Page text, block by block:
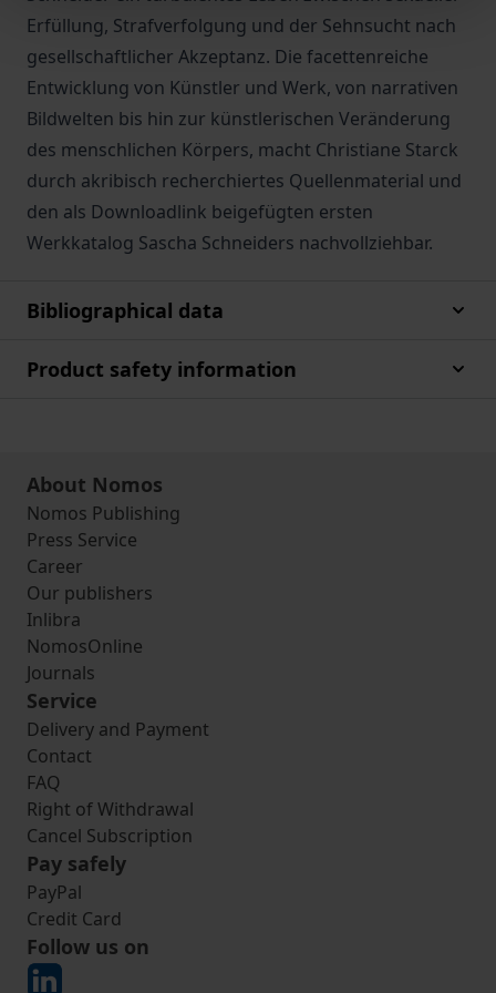
Erfüllung, Strafverfolgung und der Sehnsucht nach
gesellschaftlicher Akzeptanz. Die facettenreiche
Entwicklung von Künstler und Werk, von narrativen
Bildwelten bis hin zur künstlerischen Veränderung
des menschlichen Körpers, macht Christiane Starck
durch akribisch recherchiertes Quellenmaterial und
den als Downloadlink beigefügten ersten
Werkkatalog Sascha Schneiders nachvollziehbar.
Bibliographical data
Product safety information
About Nomos
Nomos Publishing
Press Service
Career
Our publishers
Inlibra
NomosOnline
Journals
Service
Delivery and Payment
Contact
FAQ
Right of Withdrawal
Cancel Subscription
Pay safely
PayPal
Credit Card
Follow us on